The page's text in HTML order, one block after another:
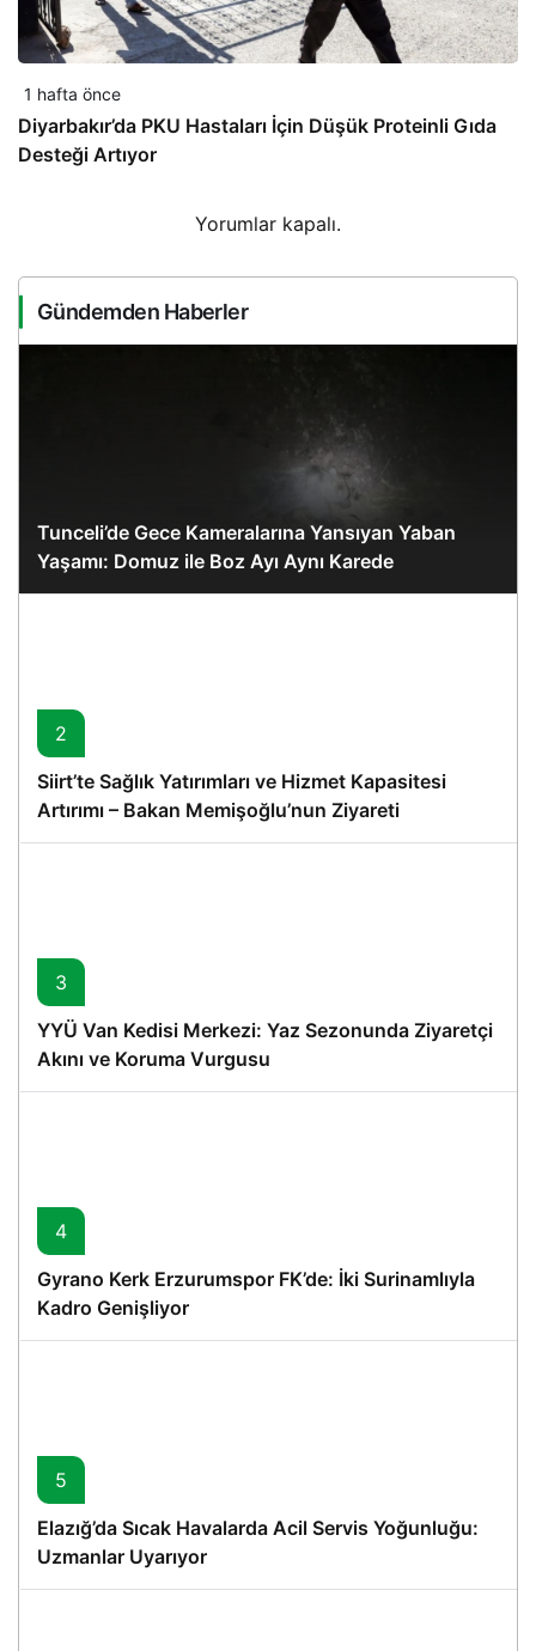
1 hafta önce
Diyarbakır’da PKU Hastaları İçin Düşük Proteinli Gıda
Desteği Artıyor
Yorumlar kapalı.
Gündemden Haberler
Tunceli’de Gece Kameralarına Yansıyan Yaban
Yaşamı: Domuz ile Boz Ayı Aynı Karede
2
Siirt’te Sağlık Yatırımları ve Hizmet Kapasitesi
Artırımı – Bakan Memişoğlu’nun Ziyareti
3
YYÜ Van Kedisi Merkezi: Yaz Sezonunda Ziyaretçi
Akını ve Koruma Vurgusu
4
Gyrano Kerk Erzurumspor FK’de: İki Surinamlıyla
Kadro Genişliyor
5
Elazığ’da Sıcak Havalarda Acil Servis Yoğunluğu:
Uzmanlar Uyarıyor